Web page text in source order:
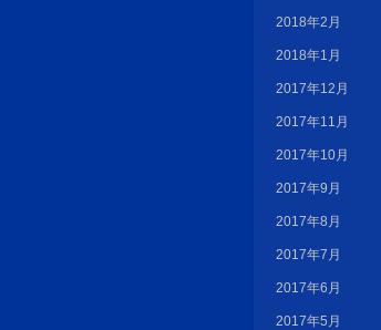
2018年2月
2018年1月
2017年12月
2017年11月
2017年10月
2017年9月
2017年8月
2017年7月
2017年6月
2017年5月